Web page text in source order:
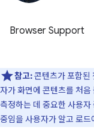
Browser Support
참고:콘텐츠가 포함된
자가 화면에 콘텐츠를 처
측정하는 데 중요한 사용
중임을 사용자가 알고 로